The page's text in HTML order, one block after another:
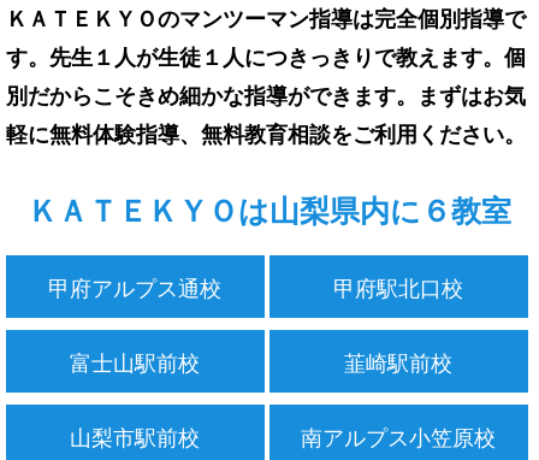
ＫＡＴＥＫＹＯのマンツーマン指導は完全個別指導で
す。先生１人が生徒１人につきっきりで教えます。個
別だからこそきめ細かな指導ができます。まずはお気
軽に無料体験指導、無料教育相談をご利用ください。
ＫＡＴＥＫＹＯは山梨県内に６教室
甲府アルプス通校 甲府駅北口校
富士山駅前校 韮崎駅前校
山梨市駅前校 南アルプス小笠原校